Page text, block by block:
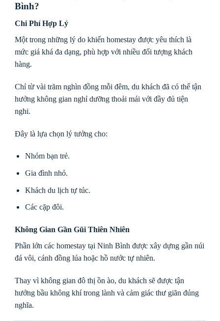
Bình?
Chi Phí Hợp Lý
Một trong những lý do khiến homestay được yêu thích là
mức giá khá đa dạng, phù hợp với nhiều đối tượng khách
hàng.
Chỉ từ vài trăm nghìn đồng mỗi đêm, du khách đã có thể tận
hưởng không gian nghỉ dưỡng thoải mái với đầy đủ tiện
nghi.
Đây là lựa chọn lý tưởng cho:
Nhóm bạn trẻ.
Gia đình nhỏ.
Khách du lịch tự túc.
Các cặp đôi.
Không Gian Gần Gũi Thiên Nhiên
Phần lớn các homestay tại Ninh Bình được xây dựng gần núi
đá vôi, cánh đồng lúa hoặc hồ nước tự nhiên.
Thay vì không gian đô thị ồn ào, du khách sẽ được tận
hưởng bầu không khí trong lành và cảm giác thư giãn đúng
nghĩa.